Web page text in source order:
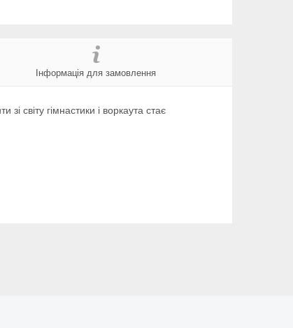
Інформація для замовлення
світу гімнастики і воркаута стає